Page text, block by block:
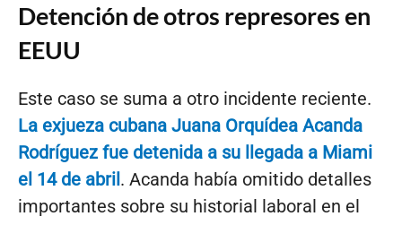
Detención de otros represores en
EEUU
Este caso se suma a otro incidente reciente.
La exjueza cubana Juana Orquídea Acanda
Rodríguez fue detenida a su llegada a Miami
el 14 de abril. Acanda había omitido detalles
importantes sobre su historial laboral en el